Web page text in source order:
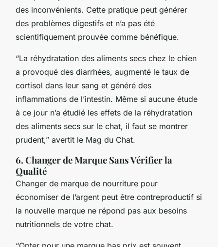
des inconvénients. Cette pratique peut générer
des problèmes digestifs et n’a pas été
scientifiquement prouvée comme bénéfique.
“La réhydratation des aliments secs chez le chien
a provoqué des diarrhées, augmenté le taux de
cortisol dans leur sang et généré des
inflammations de l’intestin. Même si aucune étude
à ce jour n’a étudié les effets de la réhydratation
des aliments secs sur le chat, il faut se montrer
prudent,” avertit le Mag du Chat.
6. Changer de Marque Sans Vérifier la
Qualité
Changer de marque de nourriture pour
économiser de l’argent peut être contreproductif si
la nouvelle marque ne répond pas aux besoins
nutritionnels de votre chat.